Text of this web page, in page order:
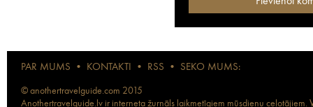
PAR MUMS • KONTAKTI • RSS • SEKO MUMS:
© anothertravelguide.com 2015
Anothertravelguide.lv ir interneta žurnāls laikmetīgiem mūsdienu